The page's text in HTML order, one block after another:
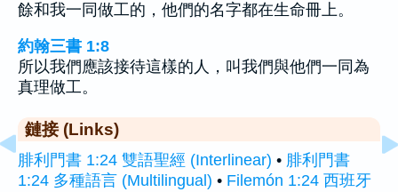
餘和我一同做工的，他們的名字都在生命冊上。
約翰三書 1:8
所以我們應該接待這樣的人，叫我們與他們一同為
真理做工。
鏈接 (Links)
腓利門書 1:24 雙語聖經 (Interlinear) • 腓利門書
1:24 多種語言 (Multilingual) • Filemón 1:24 西班牙